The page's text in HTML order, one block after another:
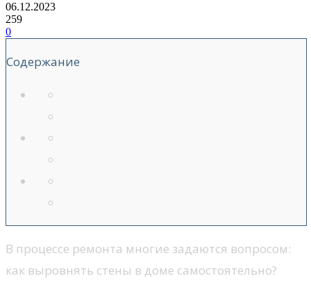
06.12.2023
259
0
Содержание
В процессе ремонта многие задаются вопросом:
как выровнять стены в доме самостоятельно?